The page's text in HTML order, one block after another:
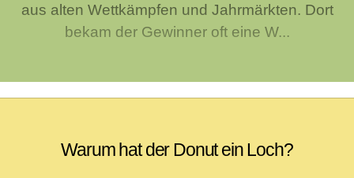
aus alten Wettkämpfen und Jahrmärkten. Dort
bekam der Gewinner oft eine W...
Warum hat der Donut ein Loch?